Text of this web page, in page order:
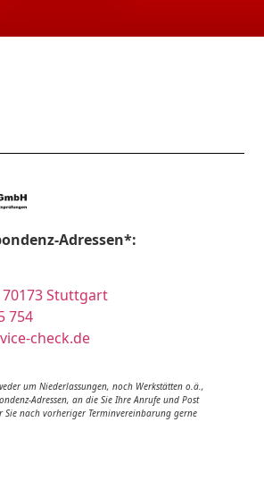
Adressen*:
Stuttgart
754
check.de
um Niederlassungen, noch Werkstätten o.ä.,
Adressen, an die Sie Ihre Anrufe und Post
nach vorheriger Terminvereinbarung gerne